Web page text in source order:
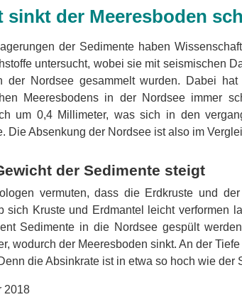
sinkt der Meeresboden
der Sedimente haben
untersucht, wobei sie mit seismischen
der Nordsee gesammelt wurden. Dabei
Meeresbodens in der Nordsee immer
um 0,4 Millimeter, was sich in den
Die Absenkung der Nordsee ist also im
der Sedimente steigt
vermuten, dass die Erdkruste und
sich Kruste und Erdmantel leicht verformen
Sedimente in die Nordsee gespült
wodurch der Meeresboden sinkt. An der
die Absinkrate ist in etwa so hoch wie der
2018